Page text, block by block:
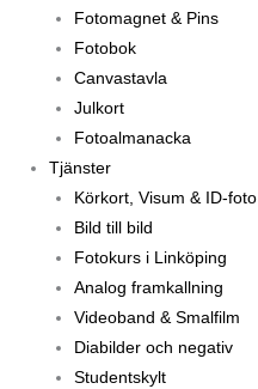
Fotomagnet & Pins
Fotobok
Canvastavla
Julkort
Fotoalmanacka
Tjänster
Körkort, Visum & ID-foto
Bild till bild
Fotokurs i Linköping
Analog framkallning
Videoband & Smalfilm
Diabilder och negativ
Studentskylt